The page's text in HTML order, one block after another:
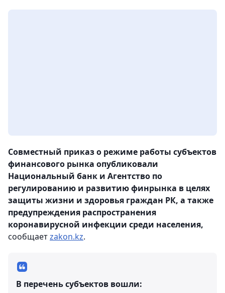
Совместный приказ о режиме работы субъектов
финансового рынка опубликовали
Национальный банк и Агентство по
регулированию и развитию финрынка в целях
защиты жизни и здоровья граждан РК, а также
предупреждения распространения
коронавирусной инфекции среди населения,
сообщаетzakon.kz.
В перечень субъектов вошли: